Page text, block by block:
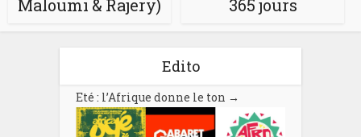
Maloumi & Rajery)
365 jours
Edito
Eté : l’Afrique donne le ton →